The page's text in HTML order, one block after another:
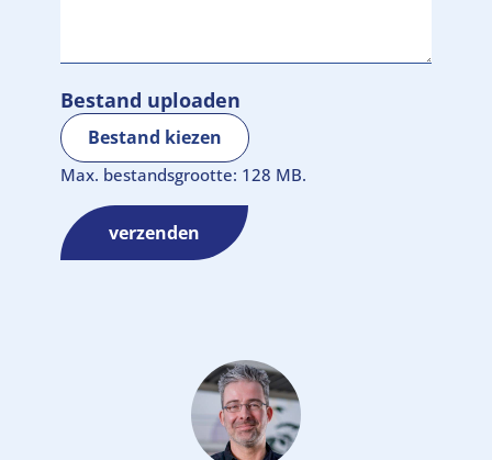
Bestand kiezen
Max. bestandsgrootte: 128 MB.
Bestand uploaden
verzenden